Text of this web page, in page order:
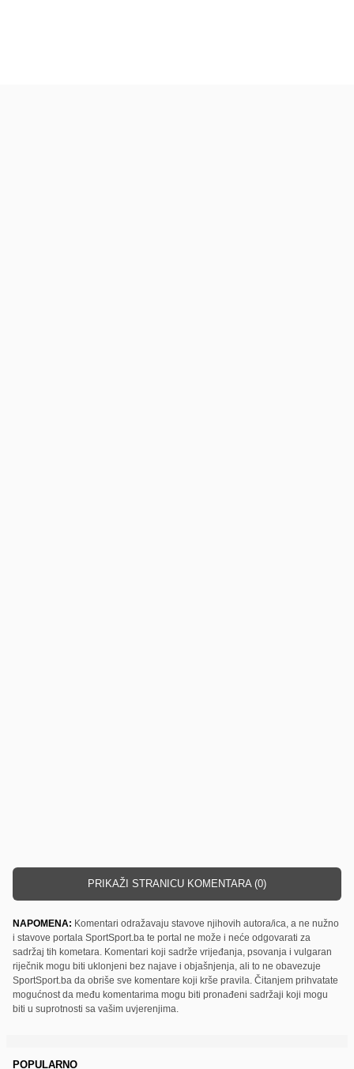
PRIKAŽI STRANICU KOMENTARA (0)
NAPOMENA: Komentari odražavaju stavove njihovih autora/ica, a ne nužno
i stavove portala SportSport.ba te portal ne može i neće odgovarati za
sadržaj tih kometara. Komentari koji sadrže vrijeđanja, psovanja i vulgaran
riječnik mogu biti uklonjeni bez najave i objašnjenja, ali to ne obavezuje
SportSport.ba da obriše sve komentare koji krše pravila. Čitanjem prihvatate
mogućnost da među komentarima mogu biti pronađeni sadržaji koji mogu
biti u suprotnosti sa vašim uvjerenjima.
POPULARNO